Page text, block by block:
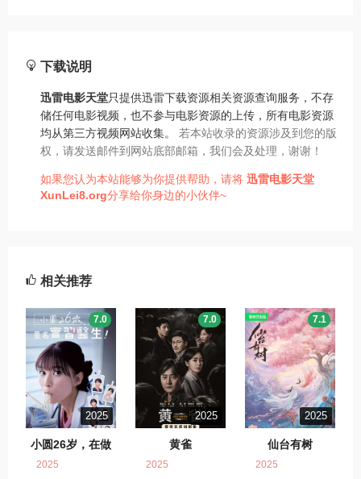
下载说明
迅雷电影天堂只提供迅雷下载资源相关资源查询服务，不存
储任何电影视频，也不参与电影资源的上传，所有电影资源
均从第三方视频网站收集。 若本站收录的资源涉及到您的版
权，请发送邮件到网站底部邮箱，我们会及处理，谢谢！
如果您认为本站能够为你提供帮助，请将 迅雷电影天堂
XunLei8.org分享给你身边的小伙伴~
相关推荐
2025
小圆26岁，在做
实习医生！
7.0
2025
2025
黄雀
7.0
2025
2025
仙台有树
7.1
2025